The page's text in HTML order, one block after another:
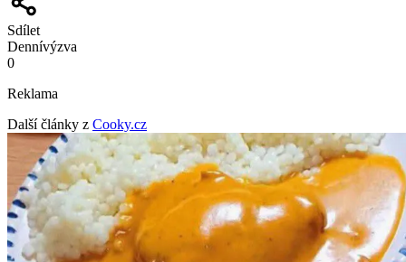
Sdílet
Dennívýzva
0
Reklama
Další články z Cooky.cz